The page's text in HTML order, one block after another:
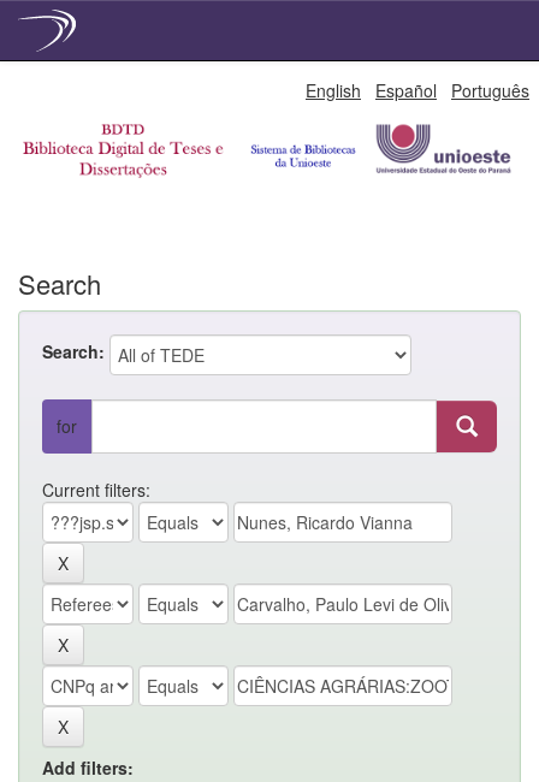
English Español Português
Search
Search:
for
Current filters:
Add filters: